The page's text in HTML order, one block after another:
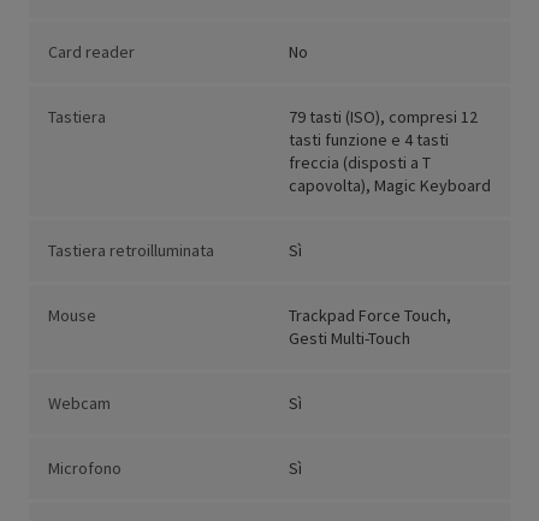
Card reader No
Tastiera
79 tasti (ISO), compresi 12
tasti funzione e 4 tasti
freccia (disposti a T
capovolta), Magic Keyboard
Tastiera retroilluminata Sì
Mouse
Trackpad Force Touch,
Gesti Multi-Touch
Webcam Sì
Microfono Sì